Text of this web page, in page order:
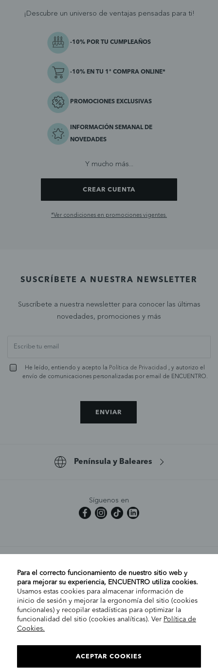
¡Descubre un universo de ventajas pensadas para ti!
-10% POR TU CUMPLEAÑOS
-10% EN TU 1ª COMPRA ONLINE*
PROMOCIONES EXCLUSIVAS
INFORMACIÓN SEMANAL DE
NOVEDADES
Y mucho más...
CREAR CUENTA
*Ver condiciones en promociones vigentes.
SUSCRÍBETE A NUESTRA NEWSLETTER
Suscríbete a nuestra newsletter para conocer las últimas
novedades, promociones y más
He leído, entiendo y acepto la Política de Privacidad , y autorizo el
envío de comunicaciones personalizadas por email de ENCUENTRO.
ENVIAR
Península y Baleares
Síguenos en
MI CUENTA
AYUDA
EMPRESA
INFORMACIÓN LEGAL
Para el correcto funcionamiento de nuestro sitio web y
para mejorar su experiencia, ENCUENTRO utiliza cookies.
Usamos estas cookies para almacenar información de
inicio de sesión y mejorar la ergonomía del sitio (cookies
funcionales) y recopilar estadísticas para optimizar la
funcionalidad del sitio (cookies analíticas). Ver Política de
Cookies.
ACEPTAR COOKIES